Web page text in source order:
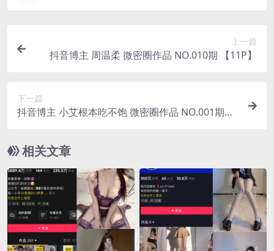
上一篇
抖音博主 周温柔 微密圈作品 NO.010期 【11P】
下一篇
抖音博主 小艾根本吃不饱 微密圈作品 NO.001期
相关文章